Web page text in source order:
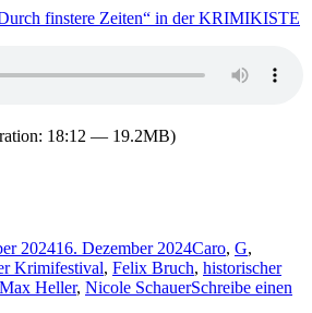
finstere Zeiten“ in der KRIMIKISTE
18:12 — 19.2MB)
202416. Dezember 2024Caro, G,
Krimifestival, Felix Bruch, historischer
Max Heller, Nicole SchauerSchreibe einen